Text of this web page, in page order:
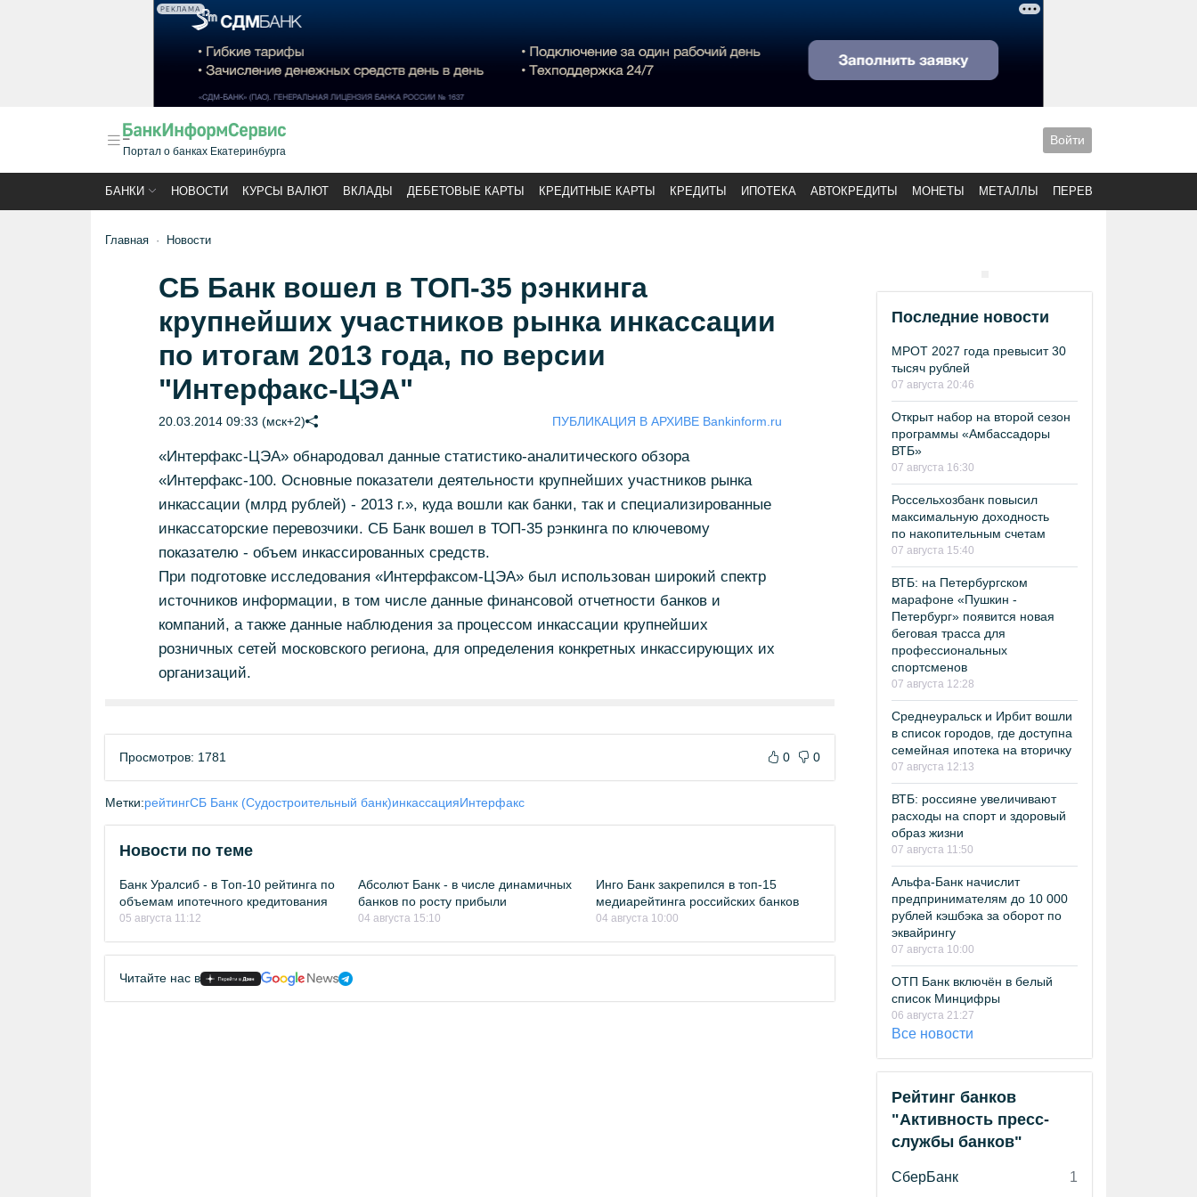
РЕКЛАМА
Портал о банках Екатеринбурга
Войти
БАНКИ НОВОСТИ КУРСЫ ВАЛЮТ ВКЛАДЫ ДЕБЕТОВЫЕ КАРТЫ КРЕДИТНЫЕ КАРТЫ КРЕДИТЫ ИПОТЕКА АВТОКРЕДИТЫ МОНЕТЫ МЕТАЛЛЫ ПЕРЕВОДЫ
Главная Новости
СБ Банк вошел в ТОП-35 рэнкинга
крупнейших участников рынка инкассации
по итогам 2013 года, по версии
"Интерфакс-ЦЭА"
20.03.2014 09:33 (мск+2) ПУБЛИКАЦИЯ В АРХИВЕ Bankinform.ru
«Интерфакс-ЦЭА» обнародовал данные статистико-аналитического обзора
«Интерфакс-100. Основные показатели деятельности крупнейших участников рынка
инкассации (млрд рублей) - 2013 г.», куда вошли как банки, так и специализированные
инкассаторские перевозчики. СБ Банк вошел в ТОП-35 рэнкинга по ключевому
показателю - объем инкассированных средств.
При подготовке исследования «Интерфаксом-ЦЭА» был использован широкий спектр
источников информации, в том числе данные финансовой отчетности банков и
компаний, а также данные наблюдения за процессом инкассации крупнейших
розничных сетей московского региона, для определения конкретных инкассирующих их
организаций.
Просмотров: 1781 0 0
Метки:рейтингСБ Банк (Судостроительный банк)инкассацияИнтерфакс
Новости по теме
Банк Уралсиб - в Топ-10 рейтинга по
объемам ипотечного кредитования
05 августа 11:12
Абсолют Банк - в числе динамичных
банков по росту прибыли
04 августа 15:10
Инго Банк закрепился в топ-15
медиарейтинга российских банков
04 августа 10:00
Читайте нас в
Последние новости
МРОТ 2027 года превысит 30
тысяч рублей
07 августа 20:46
Открыт набор на второй сезон
программы «Амбассадоры
ВТБ»
07 августа 16:30
Россельхозбанк повысил
максимальную доходность
по накопительным счетам
07 августа 15:40
ВТБ: на Петербургском
марафоне «Пушкин -
Петербург» появится новая
беговая трасса для
профессиональных
спортсменов
07 августа 12:28
Среднеуральск и Ирбит вошли
в список городов, где доступна
семейная ипотека на вторичку
07 августа 12:13
ВТБ: россияне увеличивают
расходы на спорт и здоровый
образ жизни
07 августа 11:50
Альфа-Банк начислит
предпринимателям до 10 000
рублей кэшбэка за оборот по
эквайрингу
07 августа 10:00
ОТП Банк включён в белый
список Минцифры
06 августа 21:27
Все новости
Рейтинг банков
"Активность пресс-
службы банков"
СберБанк
1